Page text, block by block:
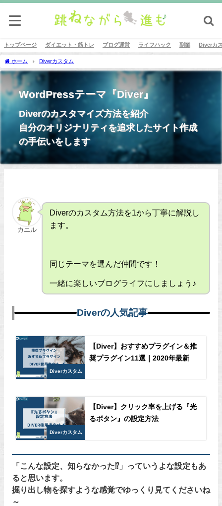
トップページ ダイエット・筋トレ ブログ運営 ライフハック 副業 Diverカ
ホーム Diverカスタム
WordPressテーマ『Diver』
Diverのカスタマイズ方法を紹介
自分のオリジナリティを追求したサイト作成
の手伝いをします
カエル
Diverのカスタム方法を1から丁寧に解説し
ます。
同じテーマを選んだ仲間です！
一緒に楽しいブログライフにしましょう♪
Diverの人気記事
Diverカスタム
【Diver】おすすめプラグイン＆推
奨プラグイン11選｜2020年最新
Diverカスタム
【Diver】クリック率を上げる『光
るボタン』の設定方法
「こんな設定、知らなかった⁉」っていうよな設定もあ
ると思います。
掘り出し物を探すような感覚でゆっくり見てくださいね
～